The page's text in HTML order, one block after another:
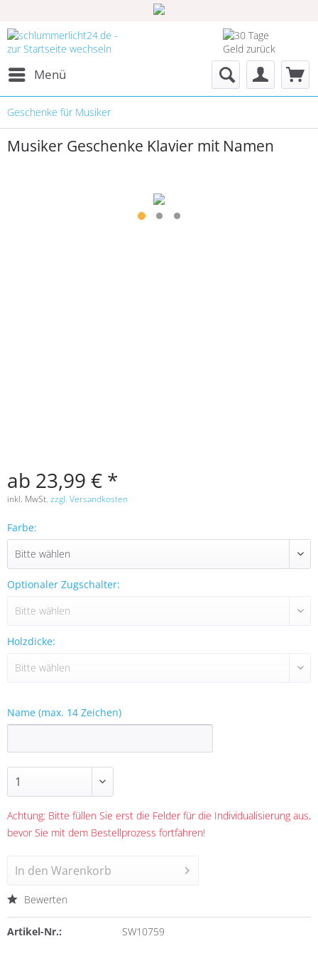
Menü
Geschenke für Musiker
Musiker Geschenke Klavier mit Namen
ab 23,99 € *
inkl. MwSt. zzgl. Versandkosten
Farbe:
Optionaler Zugschalter:
Holzdicke:
Name (max. 14 Zeichen)
Achtung: Bitte füllen Sie erst die Felder für die Individualisierung aus,
bevor Sie mit dem Bestellprozess fortfahren!
In den Warenkorb
Bewerten
Artikel-Nr.: SW10759